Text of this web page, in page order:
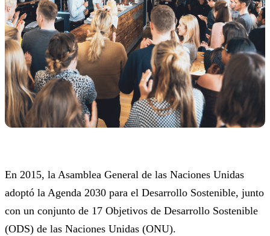
En 2015, la Asamblea General de las Naciones Unidas
adoptó la Agenda 2030 para el Desarrollo Sostenible, junto
con un conjunto de 17 Objetivos de Desarrollo Sostenible
(ODS) de las Naciones Unidas (ONU).